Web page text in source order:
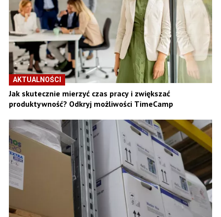
AKTUALNOŚCI
Jak skutecznie mierzyć czas pracy i zwiększać
produktywność? Odkryj możliwości TimeCamp